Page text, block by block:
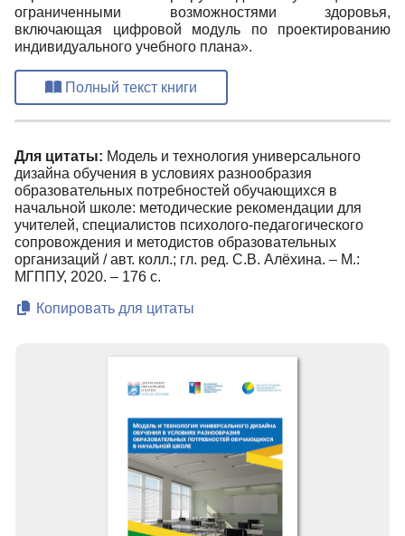
ограниченными возможностями здоровья,
включающая цифровой модуль по проектированию
индивидуального учебного плана».
Полный текст книги
Для цитаты: Модель и технология универсального
дизайна обучения в условиях разнообразия
образовательных потребностей обучающихся в
начальной школе: методические рекомендации для
учителей, специалистов психолого-педагогического
сопровождения и методистов образовательных
организаций / авт. колл.; гл. ред. С.В. Алёхина. ‒ М.:
МГППУ, 2020. ‒ 176 с.
Копировать для цитаты